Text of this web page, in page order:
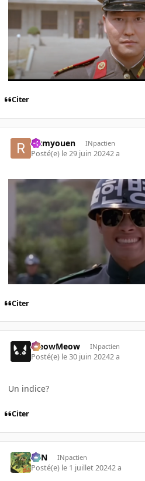
Citer
rctmyouen INpactien
Posté(e) le 29 juin 20242 a
Citer
MeowMeow INpactien
Posté(e) le 30 juin 20242 a
Un indice?
Citer
RFN INpactien
Posté(e) le 1 juillet 20242 a